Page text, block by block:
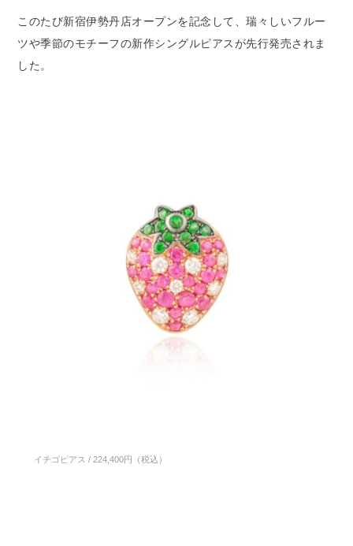
このたび新宿伊勢丹店オープンを記念して、瑞々しいフルー
ツや季節のモチーフの新作シングルピアスが先行発売されま
した。
イチゴピアス / 224,400円（税込）